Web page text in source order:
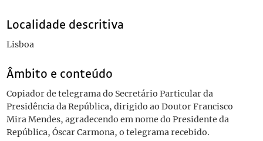
Localidade descritiva
Lisboa
Âmbito e conteúdo
Copiador de telegrama do Secretário Particular da
Presidência da República, dirigido ao Doutor Francisco
Mira Mendes, agradecendo em nome do Presidente da
República, Óscar Carmona, o telegrama recebido.